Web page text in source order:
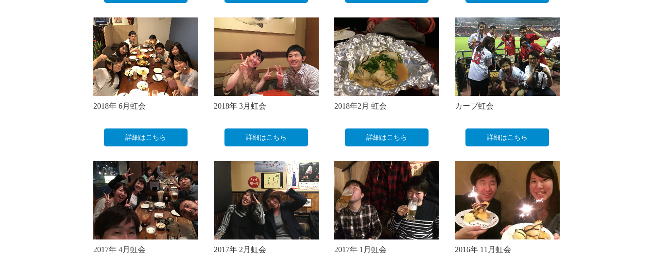
2018年 6月虹会
詳細はこちら
2018年 3月虹会
詳細はこちら
2018年2月 虹会
詳細はこちら
カープ虹会
詳細はこちら
2017年 4月虹会 2017年 2月虹会 2017年 1月虹会 2016年 11月虹会